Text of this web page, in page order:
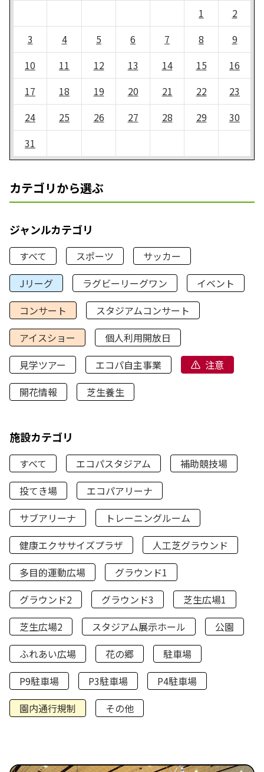
1
2
3
4 5 6 7 8
9
10
11 12 13 14 15
16
17
18 19 20 21 22
23
24
25 26 27 28 29
30
31
カテゴリから選ぶ
ジャンルカテゴリ
すべて スポーツ
サッカー
Jリーグ
ラグビーリーグワン
イベント
コンサート
スタジアムコンサート
アイスショー
個人利用開放日
見学ツアー
エコパ自主事業
注意
開花情報
芝生養生
施設カテゴリ
すべて エコパスタジアム
補助競技場
投てき場
エコパアリーナ
サブアリーナ
トレーニングルーム
健康エクササイズプラザ
人工芝グラウンド
多目的運動広場
グラウンド1
グラウンド2
グラウンド3
芝生広場1
芝生広場2
スタジアム展示ホール
公園
ふれあい広場
花の郷
駐車場
P9駐車場
P3駐車場
P4駐車場
園内通行規制
その他